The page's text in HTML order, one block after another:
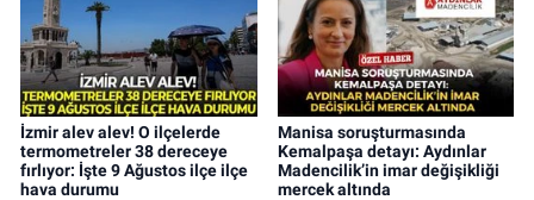
İzmir alev alev! O ilçelerde
termometreler 38 dereceye
fırlıyor: İşte 9 Ağustos ilçe ilçe
hava durumu
Manisa soruşturmasında
Kemalpaşa detayı: Aydınlar
Madencilik’in imar değişikliği
mercek altında